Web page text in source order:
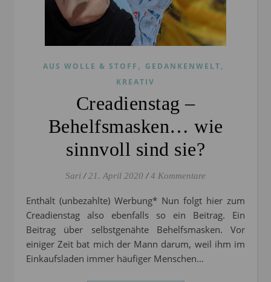
AUS WOLLE & STOFF , GEDANKENWELT,
KREATIV
Creadienstag –
Behelfsmasken… wie
sinnvoll sind sie?
Sari / 21. April 2020 / 4 Kommentare
Enthält (unbezahlte) Werbung* Nun folgt hier zum
Creadienstag also ebenfalls so ein Beitrag. Ein
Beitrag über selbstgenähte Behelfsmasken. Vor
einiger Zeit bat mich der Mann darum, weil ihm im
Einkaufsladen immer häufiger Menschen…